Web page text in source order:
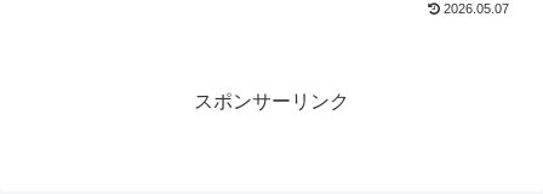
2026.05.07
スポンサーリンク